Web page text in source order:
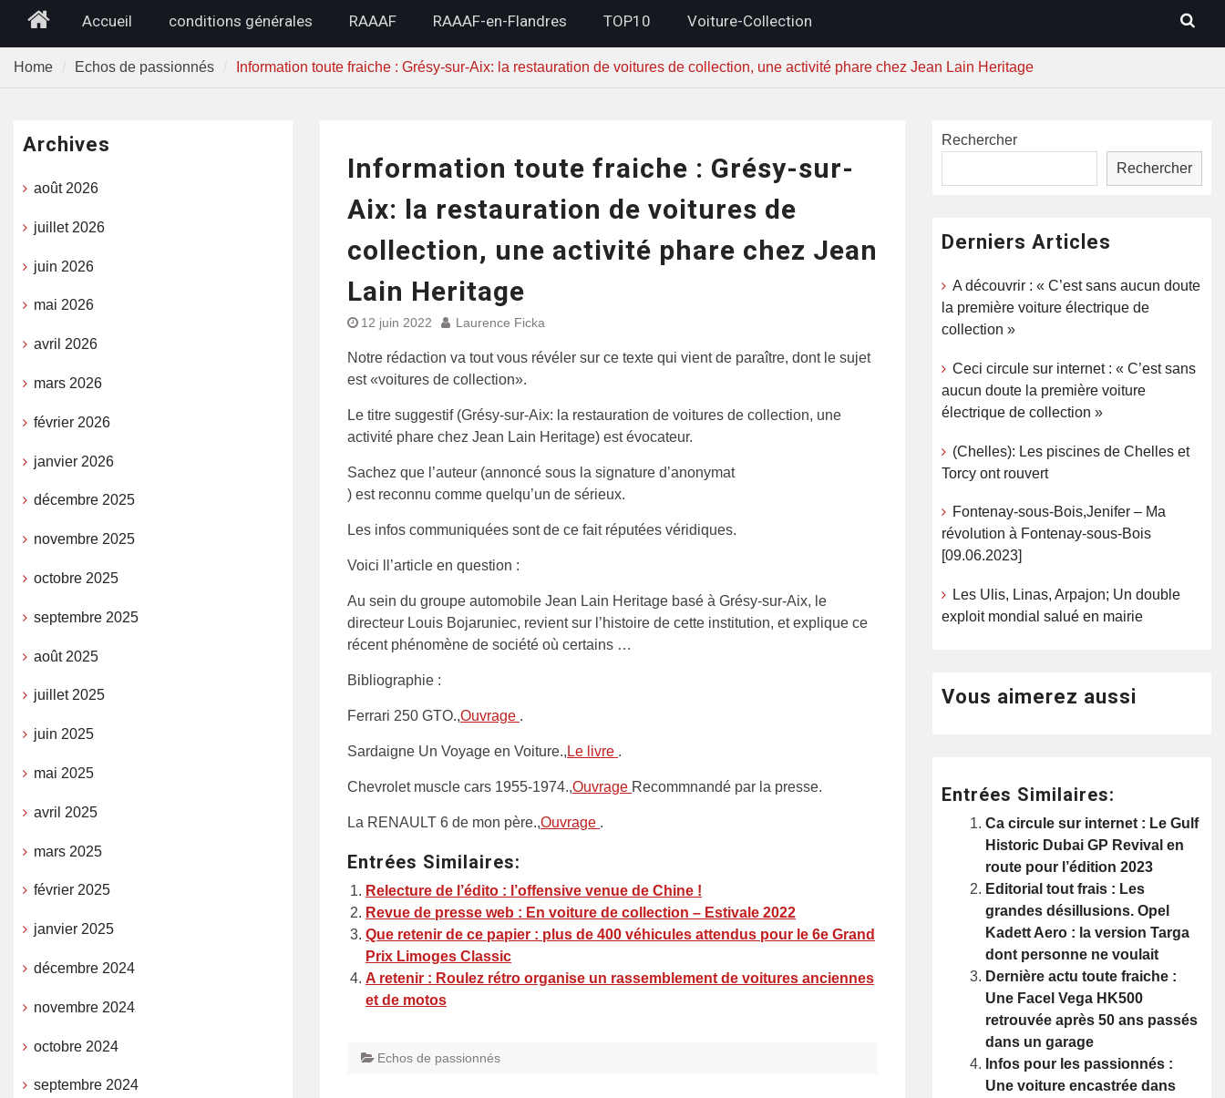
HomeAccueil conditions générales RAAAF RAAAF-en-Flandres TOP10 Voiture-Collection
Home Echos de passionnés Information toute fraiche : Grésy-sur-Aix: la restauration de voitures de collection, une activité phare chez Jean Lain Heritage
Information toute fraiche : Grésy-sur-
Aix: la restauration de voitures de
collection, une activité phare chez Jean
Lain Heritage
12 juin 2022 Laurence Ficka
Notre rédaction va tout vous révéler sur ce texte qui vient de paraître, dont le sujet
est «voitures de collection».
Le titre suggestif (Grésy-sur-Aix: la restauration de voitures de collection, une
activité phare chez Jean Lain Heritage) est évocateur.
Sachez que l’auteur (annoncé sous la signature d’anonymat
) est reconnu comme quelqu’un de sérieux.
Les infos communiquées sont de ce fait réputées véridiques.
Voici ll’article en question :
Au sein du groupe automobile Jean Lain Heritage basé à Grésy-sur-Aix, le
directeur Louis Bojaruniec, revient sur l’histoire de cette institution, et explique ce
récent phénomène de société où certains …
Bibliographie :
Ferrari 250 GTO.,Ouvrage .
Sardaigne Un Voyage en Voiture., Le livre .
Chevrolet muscle cars 1955-1974.,Ouvrage Recommnandé par la presse.
La RENAULT 6 de mon père.,Ouvrage .
Entrées Similaires:
Relecture de l’édito : l’offensive venue de Chine !
Revue de presse web : En voiture de collection – Estivale 2022
Que retenir de ce papier : plus de 400 véhicules attendus pour le 6e Grand
Prix Limoges Classic
A retenir : Roulez rétro organise un rassemblement de voitures anciennes
et de motos
Echos de passionnés
Rechercher
Rechercher
Derniers Articles
A découvrir : « C’est sans aucun doute
la première voiture électrique de
collection »
Ceci circule sur internet : « C’est sans
aucun doute la première voiture
électrique de collection »
(Chelles): Les piscines de Chelles et
Torcy ont rouvert
Fontenay-sous-Bois,Jenifer – Ma
révolution à Fontenay-sous-Bois
[09.06.2023]
Les Ulis, Linas, Arpajon; Un double
exploit mondial salué en mairie
Vous aimerez aussi
Entrées Similaires:
Ca circule sur internet : Le Gulf
Historic Dubai GP Revival en
route pour l’édition 2023
Editorial tout frais : Les
grandes désillusions. Opel
Kadett Aero : la version Targa
dont personne ne voulait
Dernière actu toute fraiche :
Une Facel Vega HK500
retrouvée après 50 ans passés
dans un garage
Infos pour les passionnés :
Une voiture encastrée dans
Archives
août 2026
juillet 2026
juin 2026
mai 2026
avril 2026
mars 2026
février 2026
janvier 2026
décembre 2025
novembre 2025
octobre 2025
septembre 2025
août 2025
juillet 2025
juin 2025
mai 2025
avril 2025
mars 2025
février 2025
janvier 2025
décembre 2024
novembre 2024
octobre 2024
septembre 2024